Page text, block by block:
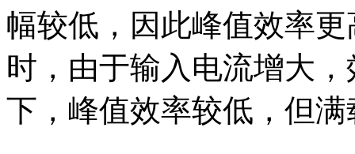
幅较低，因此峰值效率
时，由于输入电流增大
下，峰值效率较低，但